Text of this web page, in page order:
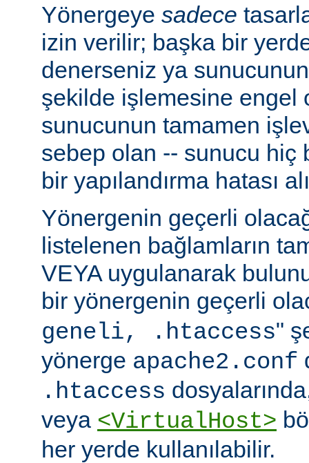
Yönergeye sadece
izin verilir; başka bir
denerseniz ya
şekilde işlemesine engel
sunucunun tamamen
sebep olan -- sunucu hiç
bir yapılandırma hatası
Yönergenin geçerli
listelenen bağlamların
VEYA uygulanarak
bir yönergenin geçerli
geneli, .htaccess"
yönerge apache2.conf
.htaccess
veya <VirtualHost>
her yerde kullanılabilir.